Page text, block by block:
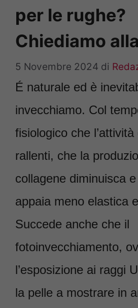
per le rughe?
Chiediamo
5 Novembre 2024 di
É naturale ed è
invecchiamo. Col
fisiologico che
rallenti, che la
collagene diminuisca
appaia meno elastica
Succede anche che il
fotoinvecchiamento,
l’esposizione ai raggi
la pelle a mostrare in